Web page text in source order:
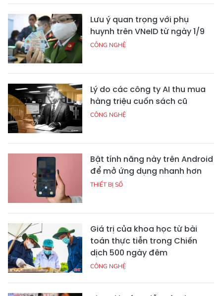
Lưu ý quan trọng với phụ
huynh trên VNeID từ ngày 1/9
CÔNG NGHỆ
Lý do các công ty AI thu mua
hàng triệu cuốn sách cũ
CÔNG NGHỆ
Bật tính năng này trên Android
để mở ứng dụng nhanh hơn
THIẾT BỊ SỐ
Giá trị của khoa học từ bài
toán thực tiễn trong Chiến
dịch 500 ngày đêm
CÔNG NGHỆ